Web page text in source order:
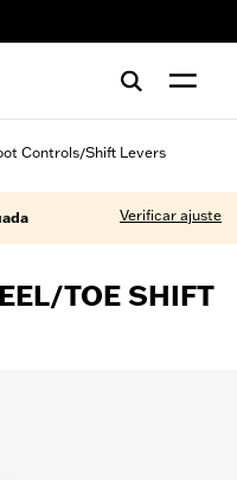
Controls/Shift Levers
Verificar ajuste
TOE SHIFT